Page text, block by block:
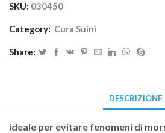
SKU: 030450
Category: Cura Suini
Share:
DESCRIZIONE
ideale per evitare fenomeni di